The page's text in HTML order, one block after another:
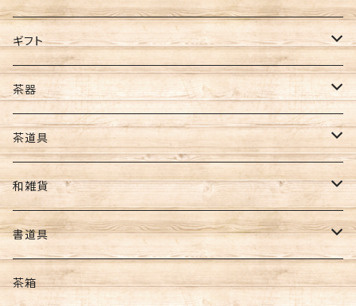
ほうじ茶
玄米茶
バイオ茶
カカオティー
ギフトセット
全型サイズ
8切サイズ
その他
ギフト
ギフト
お茶ギフト
海苔ギフト
お茶･海苔ギフト
茶器
急須
水出し用ボトル
フィルターインボトル
カークボトル
コースター
茶道具
懐紙
和雑貨
ポーチ・財布
扇子・うちわ
書道具
筆
茶箱